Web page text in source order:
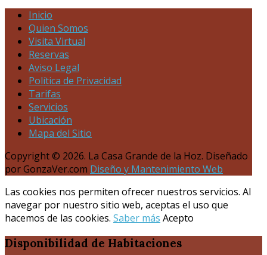
Inicio
Quien Somos
Visita Virtual
Reservas
Aviso Legal
Política de Privacidad
Tarifas
Servicios
Ubicación
Mapa del Sitio
Copyright © 2026. La Casa Grande de la Hoz. Diseñado
por GonzaVer.com Diseño y Mantenimiento Web
Las cookies nos permiten ofrecer nuestros servicios. Al
navegar por nuestro sitio web, aceptas el uso que
hacemos de las cookies. Saber más Acepto
Disponibilidad de Habitaciones